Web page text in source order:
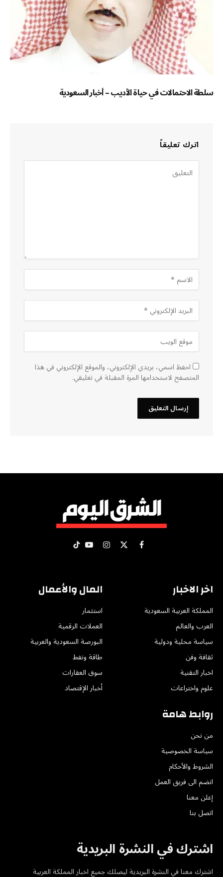
سلطة الاحتمالات في حياة الأديب – أخبار السعودية
اترك تعليقاً
احفظ اسمي، بريدي الإلكتروني، والموقع الإلكتروني في هذا
المتصفح لاستخدامها المرة المقبلة في تعليقي.
فيسبوك
X الانستغراميوتيوبتيكتوك
اخر الاخبار
المملكة العربية السعودية
العرب والعالم
سياسة محلية ودولية
ثقافة وفن
اخبار التقنية
علوم واختراعات
المال والأعمال
استثمار
العملات الرقمية
البورصة السعودية والعربية
طاقة ونفط
سوق العقارات
أخبار الإقتصاد
روابط هامة
من نحن
سياسة الخصوصية
الشروط والأحكام
انضم الى فريق العمل
إعلن معنا
اتصل بنا
اشترك في النشرة البريدية
اشترك معنا في النشرة البريدية ليصلك جميع اخبار المملكة العربية